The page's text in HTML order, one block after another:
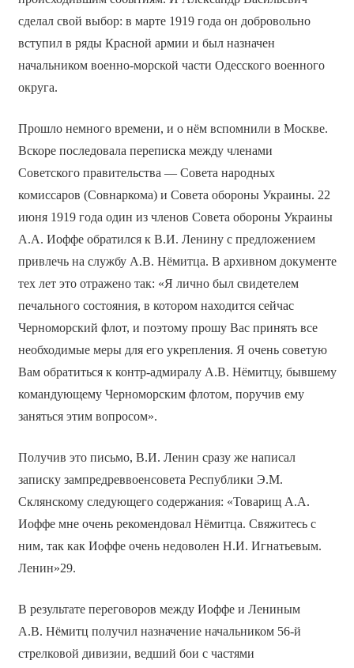
сделал свой выбор: в марте 1919 года он добровольно
вступил в ряды Красной армии и был назначен
начальником военно-морской части Одесского военного
округа.
Прошло немного времени, и о нём вспомнили в Москве.
Вскоре последовала переписка между членами
Советского правительства — Совета народных
комиссаров (Совнаркома) и Совета обороны Украины. 22
июня 1919 года один из членов Совета обороны Украины
А.А. Иоффе обратился к В.И. Ленину с предложением
привлечь на службу А.В. Нёмитца. В архивном документе
тех лет это отражено так: «Я лично был свидетелем
печального состояния, в котором находится сейчас
Черноморский флот, и поэтому прошу Вас принять все
необходимые меры для его укрепления. Я очень советую
Вам обратиться к контр-адмиралу А.В. Нёмитцу, бывшему
командующему Черноморским флотом, поручив ему
заняться этим вопросом».
Получив это письмо, В.И. Ленин сразу же написал
записку зампредреввоенсовета Республики Э.М.
Склянскому следующего содержания: «Товарищ А.А.
Иоффе мне очень рекомендовал Нёмитца. Свяжитесь с
ним, так как Иоффе очень недоволен Н.И. Игнатьевым.
Ленин»29.
В результате переговоров между Иоффе и Лениным
А.В. Нёмитц получил назначение начальником 56-й
стрелковой дивизии, ведший бои с частями